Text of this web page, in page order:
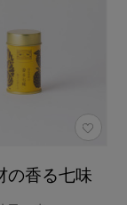
の香る七味